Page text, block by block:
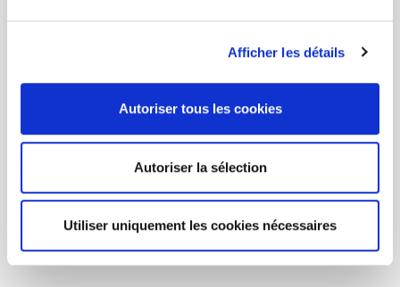
Afficher les détails
Autoriser tous les cookies
Autoriser la sélection
Utiliser uniquement les cookies nécessaires